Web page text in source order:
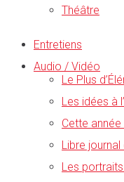
Théâtre
Entretiens
Audio / Vidéo
Le Plus
Les idées à
Cette année
Libre
Les portraits